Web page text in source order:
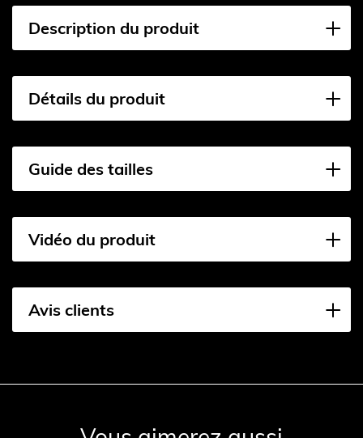
Description du produit
Détails du produit
Guide des tailles
Vidéo du produit
Avis clients